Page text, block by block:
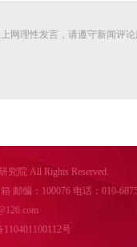
网理性发言，请遵守新闻评
究院 All Rights Reserved.
邮编：100076 电话：010-
号